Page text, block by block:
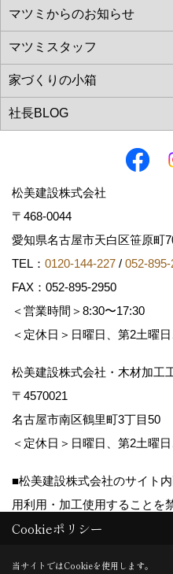
松美建設株式会社
〒468-0044
愛知県名古屋市天白区笹原町
TEL： 0120-144-227 / 052-
FAX：052-895-2950
＜営業時間＞8:30〜17:30
＜定休日＞日曜日、第2土曜
松美建設株式会社・木材加工
〒4570021
名古屋市南区鶴里町3丁目50
＜定休日＞日曜日、第2土曜
■松美建設株式会社のサイト
用利用・加工使用することを
Copyright (c) matsumikensetsu. All
Cookieポリシー
当サイトではCookieを使用します。